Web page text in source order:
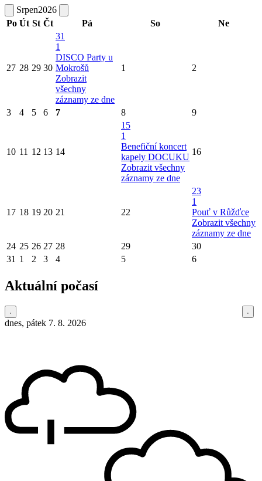
Srpen2026
Po Út St Čt Pá So Ne
27 28 29 30
31
1
DISCO Party u
Mokrošů
Zobrazit
všechny
záznamy ze dne
1 2
3 4 5 6 7 8 9
10 11 12 13 14
15
1
Benefiční koncert
kapely DOCUKU
Zobrazit všechny
záznamy ze dne
16
17 18 19 20 21 22
23
1
Pouť v Růžďce
Zobrazit všechny
záznamy ze dne
24 25 26 27 28 29
30
31 1 2 3 4 5 6
Aktuální počasí
dnes, pátek 7. 8. 2026